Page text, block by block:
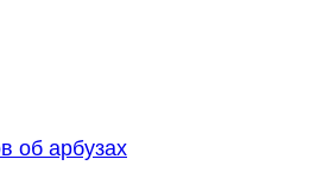
об арбузах